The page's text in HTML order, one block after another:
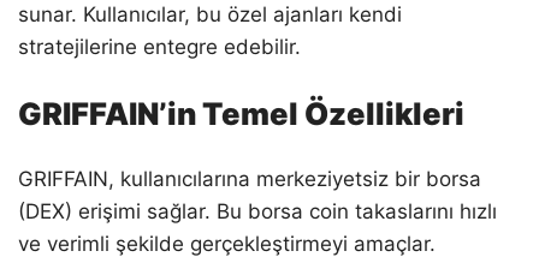
sunar. Kullanıcılar, bu özel ajanları kendi
stratejilerine entegre edebilir.
GRIFFAIN’in Temel Özellikleri
GRIFFAIN, kullanıcılarına merkeziyetsiz bir borsa
(DEX) erişimi sağlar. Bu borsa coin takaslarını hızlı
ve verimli şekilde gerçekleştirmeyi amaçlar.